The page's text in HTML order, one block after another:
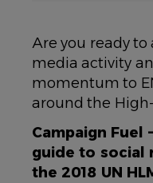
Are you ready to
media activity
momentum to
around the
Campaign Fuel
guide to social
the 2018 UN